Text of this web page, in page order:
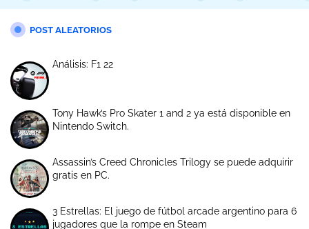
POST ALEATORIOS
Análisis: F1 22
Tony Hawk’s Pro Skater 1 and 2 ya está disponible en
Nintendo Switch.
Assassin’s Creed Chronicles Trilogy se puede adquirir
gratis en PC.
3 Estrellas: El juego de fútbol arcade argentino para 6
jugadores que la rompe en Steam